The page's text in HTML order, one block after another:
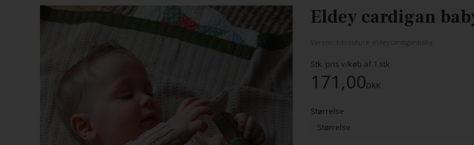
Eldey cardigan
Stk. pris v/køb af 1 stk
171,00DKK
Størrelse